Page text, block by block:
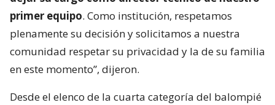
primer equipo. Como institución, respetamos
plenamente su decisión y solicitamos a nuestra
comunidad respetar su privacidad y la de su familia
en este momento”, dijeron.
Desde el elenco de la cuarta categoría del balompié